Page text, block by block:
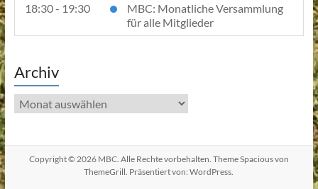
18:30 - 19:30
MBC: Monatliche Versammlung
für alle Mitglieder
Archiv
Archiv
Copyright © 2026 MBC. Alle Rechte vorbehalten. ThemeSpaciousvon
ThemeGrill. Präsentiert von:WordPress